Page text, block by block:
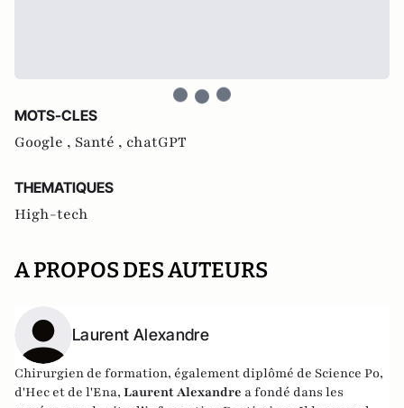
MOTS-CLES
Google , Santé , chatGPT
THEMATIQUES
High-tech
A PROPOS DES AUTEURS
Laurent Alexandre
Chirurgien de formation, également diplômé de Science Po,
d'Hec et de l'Ena, Laurent Alexandre a fondé dans les